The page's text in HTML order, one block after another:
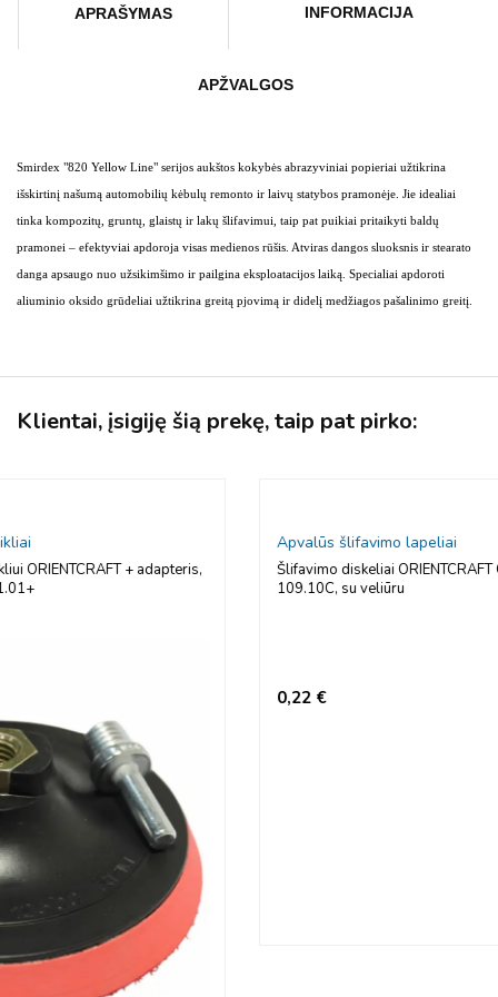
APRAŠYMAS INFORMACIJA
APŽVALGOS
Smirdex "820 Yellow Line" serijos aukštos kokybės abrazyviniai popieriai užtikrina
išskirtinį našumą automobilių kėbulų remonto ir laivų statybos pramonėje. Jie idealiai
tinka kompozitų, gruntų, glaistų ir lakų šlifavimui, taip pat puikiai pritaikyti baldų
pramonei – efektyviai apdoroja visas medienos rūšis. Atviras dangos sluoksnis ir stearato
danga apsaugo nuo užsikimšimo ir pailgina eksploatacijos laiką. Specialiai apdoroti
aliuminio oksido grūdeliai užtikrina greitą pjovimą ir didelį medžiagos pašalinimo greitį.
Klientai, įsigiję šią prekę, taip pat pirko:
Šlifavimo diskeliai ORIENTCRAFT Ceramic, 150 mm, 15 skylių,